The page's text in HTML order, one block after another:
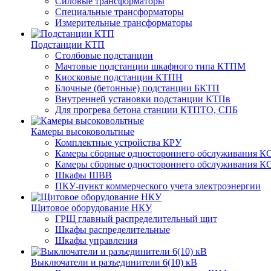
Специальные трансформаторы
Измерительные трансформаторы
Подстанции КТП
Столбовые подстанции
Мачтовые подстанции шкафного типа КТПМ
Киосковые подстанции КТПН
Блочные (бетонные) подстанции БКТП
Внутренней установки подстанции КТПв
Для прогрева бетона станции КТПТО, СПБ
Камеры высоковольтные
Комплектные устройства КРУ
Камеры сборные одностороннего обслуживания
Камеры сборные одностороннего обслуживания
Шкафы ШВВ
ПКУ-пункт коммерческого учета электроэнергии
Щитовое оборудование НКУ
ГРЩ главный распределительный щит
Шкафы распределительные
Шкафы управления
Выключатели и разъединители 6(10) кВ